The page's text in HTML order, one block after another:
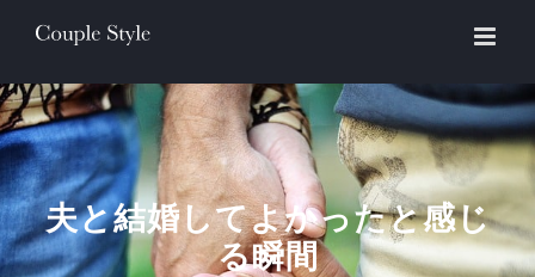
content
夫と結婚してよかったと感じ
る瞬間